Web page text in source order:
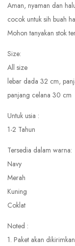
Aman, nyaman dan
cocok untuk sih buah
Mohon tanyakan stok
Size:
All size
lebar dada 32 cm,
panjang celana 30 cm
Untuk usia :
1-2 Tahun
Tersedia dalam warna:
Navy
Merah
Kuning
Coklat
Noted :
1. Paket akan